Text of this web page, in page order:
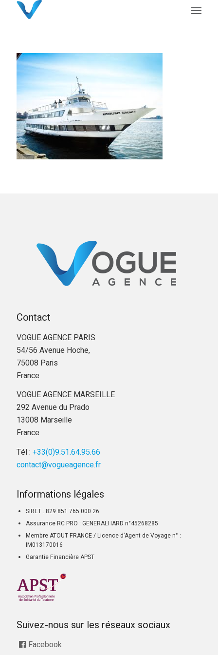
Contact
VOGUE AGENCE PARIS
54/56 Avenue Hoche,
75008 Paris
France
VOGUE AGENCE MARSEILLE
292 Avenue du Prado
13008 Marseille
France
Tél : +33(0)9.51.64.95.66
contact@vogueagence.fr
Informations légales
SIRET : 829 851 765 000 26
Assurance RC PRO : GENERALI IARD n°45268285
Membre ATOUT FRANCE / Licence d’Agent de Voyage n° :
IM013170016
Garantie Financière APST
Suivez-nous sur les réseaux sociaux
Facebook